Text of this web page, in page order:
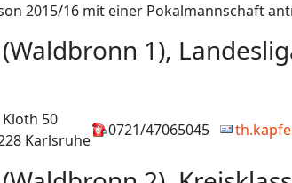
2015/16 mit einer Pokalmannschaft
1),
50
Karlsruhe
0721/47065045